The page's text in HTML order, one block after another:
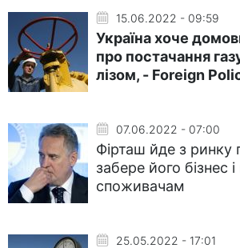
15.06.2022 - 09:59
Україна хоче
про постачання
лізом, - Foreign
07.06.2022 - 07:00
Фірташ йде з ринку
забере його бізнес
споживачам
25.05.2022 - 17:01